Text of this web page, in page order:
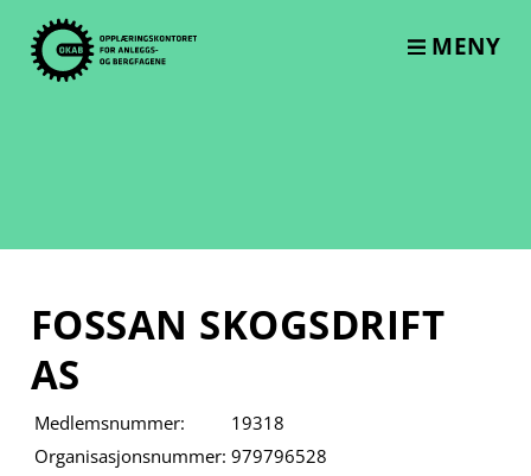
content
MENY
FOSSAN SKOGSDRIFT
AS
Medlemsnummer:
19318
Organisasjonsnummer: 979796528